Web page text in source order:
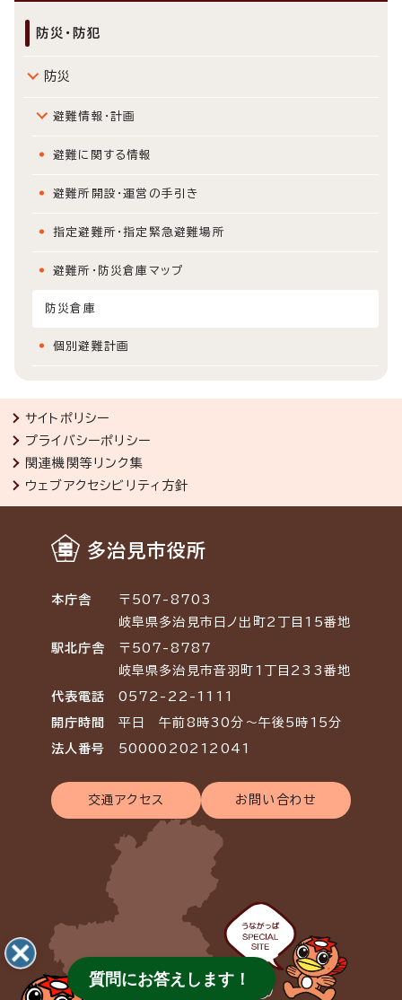
防災・防犯
防災
避難情報・計画
避難に関する情報
避難所開設・運営の手引き
指定避難所・指定緊急避難場所
避難所・防災倉庫マップ
防災倉庫
個別避難計画
サイトポリシー
プライバシーポリシー
関連機関等リンク集
ウェブアクセシビリティ方針
多治見市役所
本庁舎
〒507-8703
岐阜県多治見市日ノ出町2丁目15番地
駅北庁舎
〒507-8787
岐阜県多治見市音羽町1丁目233番地
代表電話 0572-22-1111
開庁時間 平日 午前8時30分～午後5時15分
法人番号 5000020212041
交通アクセス お問い合わせ
質問にお答えします！